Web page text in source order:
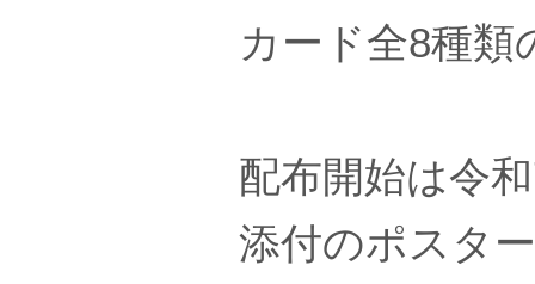
カード全8種類
配布開始は令
添付のポスタ